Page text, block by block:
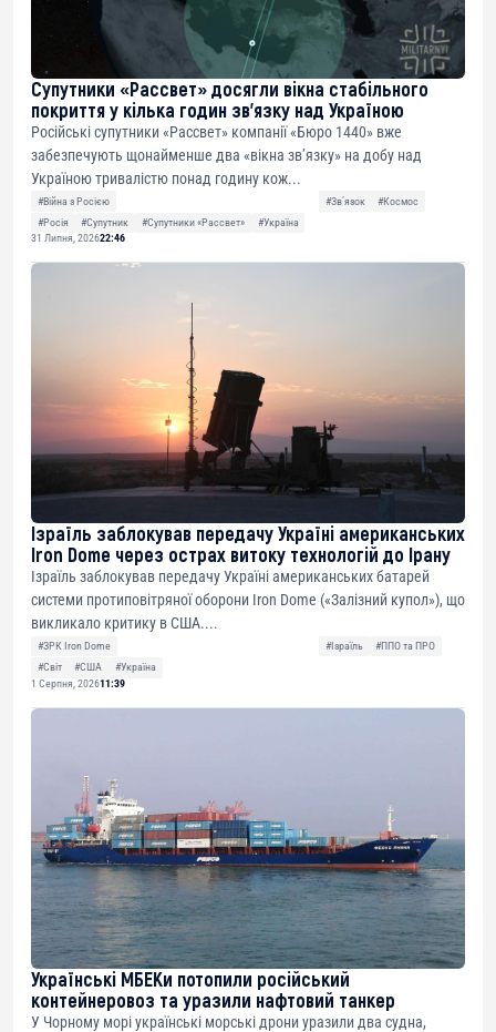
Супутники «Рассвет» досягли вікна стабільного
покриття у кілька годин зв’язку над Україною
Російські супутники «Рассвет» компанії «Бюро 1440» вже
забезпечують щонайменше два «вікна зв’язку» на добу над
Україною тривалістю понад годину кож...
#Війна з Росією #Звʼязок
#Космос
#Росія
#Супутник #Супутники «Рассвет»
#Україна
31 Липня, 202622:46
Ізраїль заблокував передачу Україні американських
Iron Dome через острах витоку технологій до Ірану
Ізраїль заблокував передачу Україні американських батарей
системи протиповітряної оборони Iron Dome («Залізний купол»), що
викликало критику в США....
#ЗРК Iron Dome #Ізраїль
#ППО та ПРО
#Світ
#США
#Україна
1 Серпня, 202611:39
Українські МБЕКи потопили російський
контейнеровоз та уразили нафтовий танкер
У Чорному морі українські морські дрони уразили два судна,